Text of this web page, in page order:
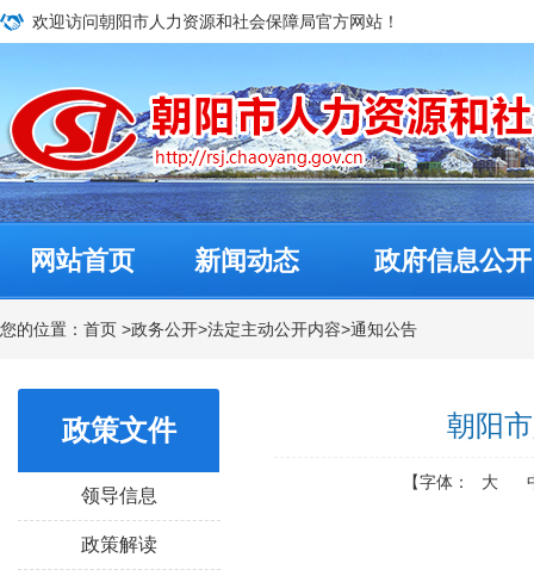
欢迎访问朝阳市人力资源和社会保障局官方网站！
网站首页 新闻动态 政府信息公开
您的位置： 首页 >政务公开>法定主动公开内容>通知公告
政策文件
领导信息
政策解读
朝阳
【字体： 大